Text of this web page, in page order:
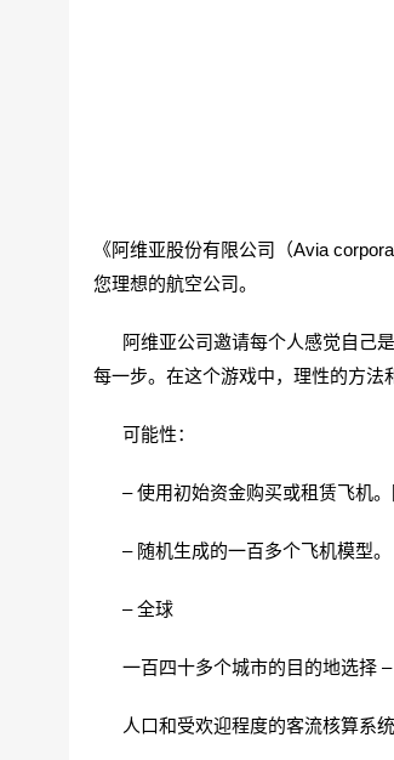
《阿维亚股份有限公司（Avia
您理想的航空公司。
阿维亚公司邀请每个人感觉自己是
每一步。在这个游戏中，理性的方法
可能性：
– 使用初始资金购买或租赁飞机。
– 随机生成的一百多个飞机模型。
– 全球
一百四十多个城市的目的地选择 –
人口和受欢迎程度的客流核算系